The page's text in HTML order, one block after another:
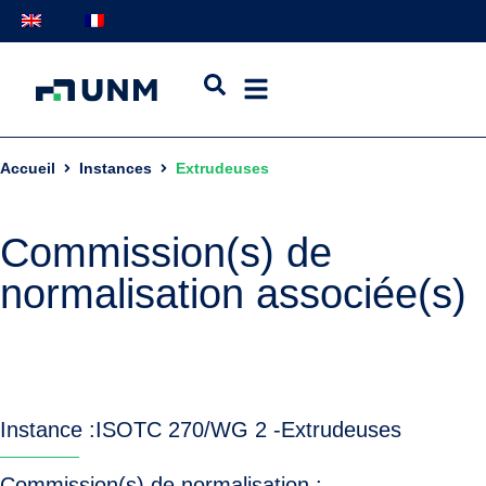
Accueil Instances Extrudeuses
Commission(s) de
normalisation associée(s)
Instance :ISOTC 270/WG 2 -Extrudeuses